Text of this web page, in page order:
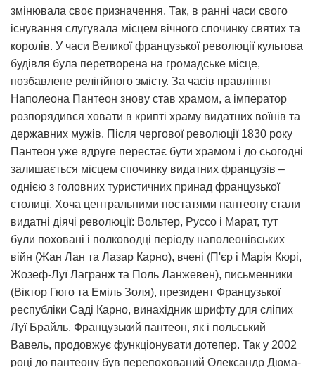
змінювала своє призначення. Так, в ранні часи свого
існування слугувала місцем вічного спочинку святих та
королів. У часи Великої французької революції культова
будівля була перетворена на громадське місце,
позбавлене релігійного змісту. За часів правління
Наполеона Пантеон знову став храмом, а імператор
розпорядився ховати в крипті храму видатних воїнів та
державних мужів. Після чергової революції 1830 року
Пантеон уже вдруге перестає бути храмом і до сьогодні
залишається місцем спочинку видатних французів –
однією з головних туристичних принад французької
столиці. Хоча центральними постатями пантеону стали
видатні діячі революції: Вольтер, Руссо і Марат, тут
були поховані і полководці періоду наполеонівських
війн (Жан Лан та Лазар Карно), вчені (П'єр і Марія Кюрі,
Жозеф-Луї Лагранж та Поль Ланжевен), письменники
(Віктор Гюго та Еміль Золя), президент Французької
республіки Саді Карно, винахідник шрифту для сліпих
Луї Брайль. Французький пантеон, як і польський
Вавель, продовжує функціонувати дотепер. Так у 2002
році до пантеону був перепохований Олександр Дюма-